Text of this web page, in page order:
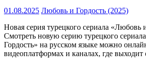
01.08.2025 Любовь и Гордость (2025)
Новая серия турецкого сериала «Любовь
Смотреть новую серию турецкого
Гордость» на русском языке можно
видеоплатформах и каналах, где выходит